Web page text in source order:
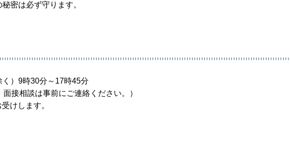
密は必ず守ります。
）9時30分～17時45分
接相談は事前にご連絡ください。）
けします。